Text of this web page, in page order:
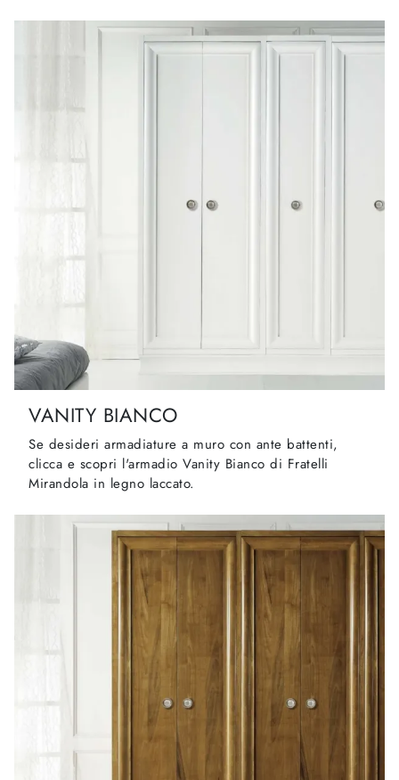
VANITY BIANCO
Se desideri armadiature a muro con ante battenti,
clicca e scopri l'armadio Vanity Bianco di Fratelli
Mirandola in legno laccato.